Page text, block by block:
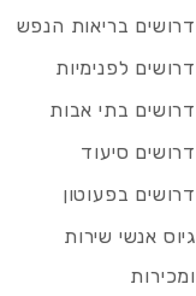
דרושים בריאות הנפש
דרושים לפנימיות
דרושים בתי אבות
דרושים סיעוד
דרושים בפעוטון
גיוס אנשי שירות
ומכירות